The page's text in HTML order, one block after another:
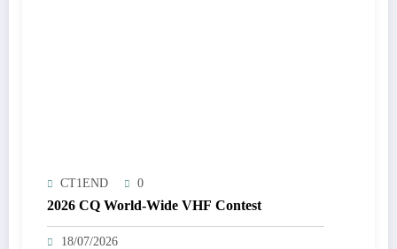
CT1END 0
2026 CQ World-Wide VHF Contest
18/07/2026